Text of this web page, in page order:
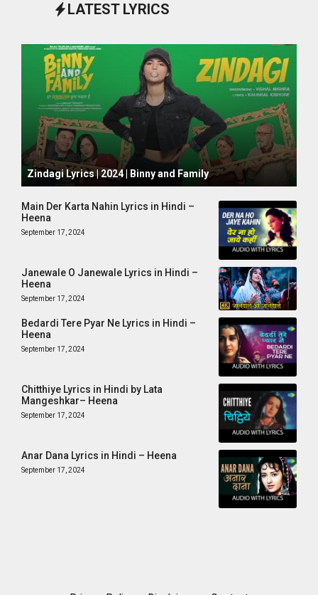
LATEST LYRICS
October 1, 2024
Zindagi Lyrics | 2024 | Binny and Family
Main Der Karta Nahin Lyrics in Hindi –
Heena
September 17, 2024
Janewale O Janewale Lyrics in Hindi –
Heena
September 17, 2024
Bedardi Tere Pyar Ne Lyrics in Hindi –
Heena
September 17, 2024
Chitthiye Lyrics in Hindi by Lata
Mangeshkar– Heena
September 17, 2024
Anar Dana Lyrics in Hindi – Heena
September 17, 2024